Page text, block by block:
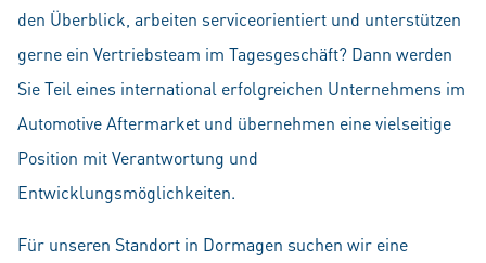
den Überblick, arbeiten serviceorientiert und unterstützen
gerne ein Vertriebsteam im Tagesgeschäft? Dann werden
Sie Teil eines international erfolgreichen Unternehmens im
Automotive Aftermarket und übernehmen eine vielseitige
Position mit Verantwortung und
Entwicklungsmöglichkeiten.
Für unseren Standort in Dormagen suchen wir eine